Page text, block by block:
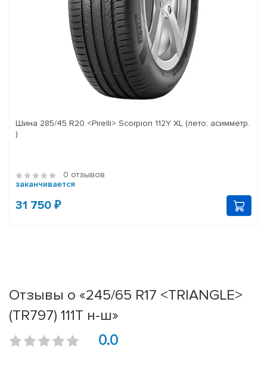
Шина 285/45 R20 <Pirelli> Scorpion 112Y XL (лето; асимметр.
)
0 отзывов
заканчивается
31 750 ₽
Отзывы о «245/65 R17 <TRIANGLE>
(TR797) 111T н-ш»
0.0